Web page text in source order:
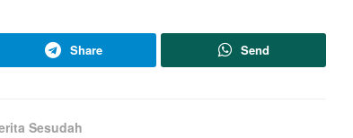
Share Send
Sesudah